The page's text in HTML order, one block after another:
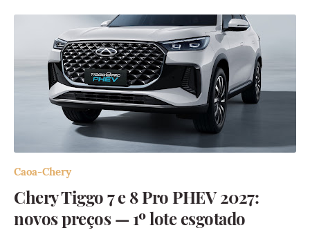
Caoa-Chery
Chery Tiggo 7 e 8 Pro PHEV 2027:
novos preços — 1º lote esgotado